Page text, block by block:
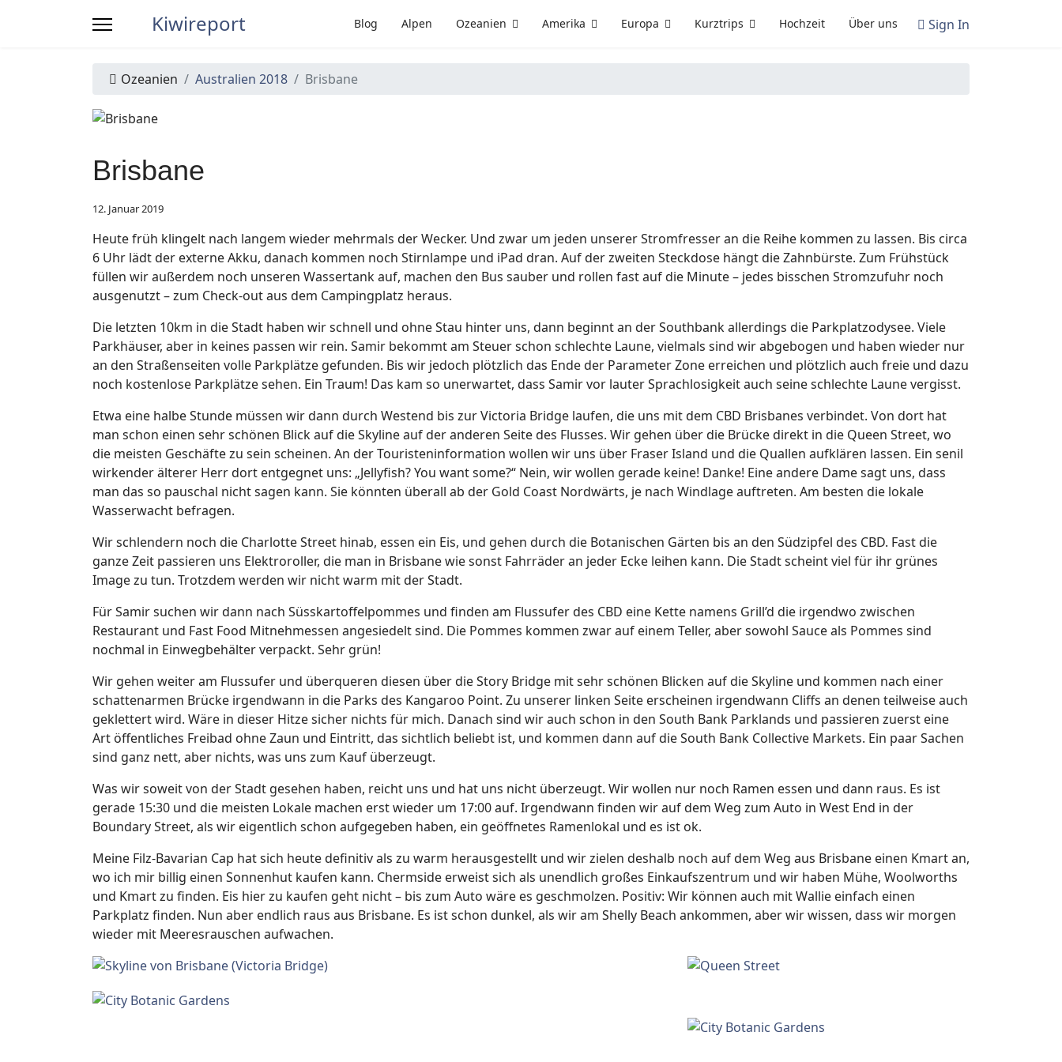
Kiwireport Blog Alpen Ozeanien Amerika Europa Kurztrips Hochzeit Über uns Sign In
Ozeanien Australien 2018 Brisbane
Brisbane
12. Januar 2019
Heute früh klingelt nach langem wieder mehrmals der Wecker. Und zwar um jeden unserer Stromfresser an die Reihe kommen zu lassen. Bis circa
6 Uhr lädt der externe Akku, danach kommen noch Stirnlampe und iPad dran. Auf der zweiten Steckdose hängt die Zahnbürste. Zum Frühstück
füllen wir außerdem noch unseren Wassertank auf, machen den Bus sauber und rollen fast auf die Minute – jedes bisschen Stromzufuhr noch
ausgenutzt – zum Check-out aus dem Campingplatz heraus.
Die letzten 10km in die Stadt haben wir schnell und ohne Stau hinter uns, dann beginnt an der Southbank allerdings die Parkplatzodysee. Viele
Parkhäuser, aber in keines passen wir rein. Samir bekommt am Steuer schon schlechte Laune, vielmals sind wir abgebogen und haben wieder nur
an den Straßenseiten volle Parkplätze gefunden. Bis wir jedoch plötzlich das Ende der Parameter Zone erreichen und plötzlich auch freie und dazu
noch kostenlose Parkplätze sehen. Ein Traum! Das kam so unerwartet, dass Samir vor lauter Sprachlosigkeit auch seine schlechte Laune vergisst.
Etwa eine halbe Stunde müssen wir dann durch Westend bis zur Victoria Bridge laufen, die uns mit dem CBD Brisbanes verbindet. Von dort hat
man schon einen sehr schönen Blick auf die Skyline auf der anderen Seite des Flusses. Wir gehen über die Brücke direkt in die Queen Street, wo
die meisten Geschäfte zu sein scheinen. An der Touristeninformation wollen wir uns über Fraser Island und die Quallen aufklären lassen. Ein senil
wirkender älterer Herr dort entgegnet uns: „Jellyfish? You want some?“ Nein, wir wollen gerade keine! Danke! Eine andere Dame sagt uns, dass
man das so pauschal nicht sagen kann. Sie könnten überall ab der Gold Coast Nordwärts, je nach Windlage auftreten. Am besten die lokale
Wasserwacht befragen.
Wir schlendern noch die Charlotte Street hinab, essen ein Eis, und gehen durch die Botanischen Gärten bis an den Südzipfel des CBD. Fast die
ganze Zeit passieren uns Elektroroller, die man in Brisbane wie sonst Fahrräder an jeder Ecke leihen kann. Die Stadt scheint viel für ihr grünes
Image zu tun. Trotzdem werden wir nicht warm mit der Stadt.
Für Samir suchen wir dann nach Süsskartoffelpommes und finden am Flussufer des CBD eine Kette namens Grill’d die irgendwo zwischen
Restaurant und Fast Food Mitnehmessen angesiedelt sind. Die Pommes kommen zwar auf einem Teller, aber sowohl Sauce als Pommes sind
nochmal in Einwegbehälter verpackt. Sehr grün!
Wir gehen weiter am Flussufer und überqueren diesen über die Story Bridge mit sehr schönen Blicken auf die Skyline und kommen nach einer
schattenarmen Brücke irgendwann in die Parks des Kangaroo Point. Zu unserer linken Seite erscheinen irgendwann Cliffs an denen teilweise auch
geklettert wird. Wäre in dieser Hitze sicher nichts für mich. Danach sind wir auch schon in den South Bank Parklands und passieren zuerst eine
Art öffentliches Freibad ohne Zaun und Eintritt, das sichtlich beliebt ist, und kommen dann auf die South Bank Collective Markets. Ein paar Sachen
sind ganz nett, aber nichts, was uns zum Kauf überzeugt.
Was wir soweit von der Stadt gesehen haben, reicht uns und hat uns nicht überzeugt. Wir wollen nur noch Ramen essen und dann raus. Es ist
gerade 15:30 und die meisten Lokale machen erst wieder um 17:00 auf. Irgendwann finden wir auf dem Weg zum Auto in West End in der
Boundary Street, als wir eigentlich schon aufgegeben haben, ein geöffnetes Ramenlokal und es ist ok.
Meine Filz-Bavarian Cap hat sich heute definitiv als zu warm herausgestellt und wir zielen deshalb noch auf dem Weg aus Brisbane einen Kmart an,
wo ich mir billig einen Sonnenhut kaufen kann. Chermside erweist sich als unendlich großes Einkaufszentrum und wir haben Mühe, Woolworths
und Kmart zu finden. Eis hier zu kaufen geht nicht – bis zum Auto wäre es geschmolzen. Positiv: Wir können auch mit Wallie einfach einen
Parkplatz finden. Nun aber endlich raus aus Brisbane. Es ist schon dunkel, als wir am Shelly Beach ankommen, aber wir wissen, dass wir morgen
wieder mit Meeresrauschen aufwachen.